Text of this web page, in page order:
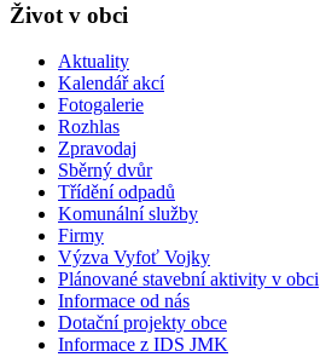
Život v obci
Aktuality
Kalendář akcí
Fotogalerie
Rozhlas
Zpravodaj
Sběrný dvůr
Třídění odpadů
Komunální služby
Firmy
Výzva Vyfoť Vojky
Plánované stavební aktivity v obci
Informace od nás
Dotační projekty obce
Informace z IDS JMK